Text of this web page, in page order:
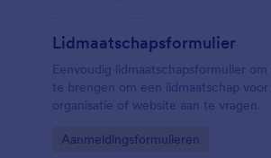
Lidmaatschapsformulier
Eenvoudig lidmaatschapsformulier
te brengen om een lidmaatschap
organisatie of website aan te vragen.
Go to Category:
Aanmeldingsformulieren